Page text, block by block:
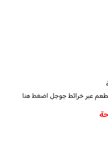
عبر خرائط جوجلاضغط هنا